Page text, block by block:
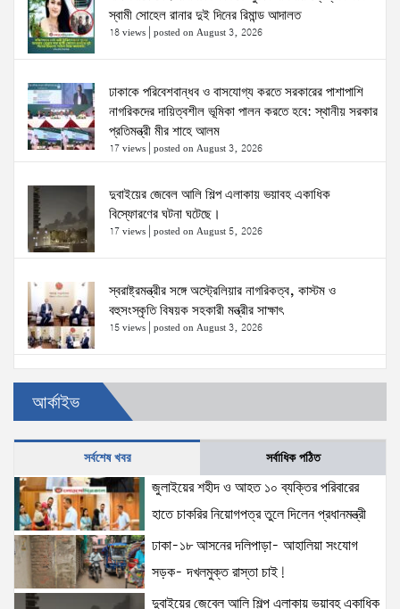
স্বামী সোহেল রানার দুই দিনের রিমান্ড আদালত
18 views posted on August 3, 2026
ঢাকাকে পরিবেশবান্ধব ও বাসযোগ্য করতে সরকারের পাশাপাশি
নাগরিকদের দায়িত্বশীল ভূমিকা পালন করতে হবে: স্থানীয় সরকার
প্রতিমন্ত্রী মীর শাহে আলম
17 views posted on August 3, 2026
দুবাইয়ের জেবেল আলি শিল্প এলাকায় ভয়াবহ একাধিক
বিস্ফোরণের ঘটনা ঘটেছে।
17 views posted on August 5, 2026
স্বরাষ্ট্রমন্ত্রীর সঙ্গে অস্ট্রেলিয়ার নাগরিকত্ব, কাস্টম ও
বহুসংস্কৃতি বিষয়ক সহকারী মন্ত্রীর সাক্ষাৎ
15 views posted on August 3, 2026
ঢাকা-১৮ আসনের দলিপাড়া- আহালিয়া সংযোগ সড়ক-
দখলমুক্ত রাস্তা চাই!
15 views|posted on August 6, 2026
জুলাইয়ের শহীদ ও আহত ১০ ব্যক্তির পরিবারের হাতে চাকরির
নিয়োগপত্র তুলে দিলেন প্রধানমন্ত্রী
15 views |posted on August 8, 2026
আইনশৃঙ্খলা পরিস্থিতি সম্পূর্ণ নিয়ন্ত্রণে রয়েছে: স্বরাষ্ট্রমন্ত্রী
12 views |posted on August 3, 2026
আর্কাইভ
সর্বশেষ খবর সর্বাধিক পঠিত
জুলাইয়ের শহীদ ও আহত ১০ ব্যক্তির পরিবারের
হাতে চাকরির নিয়োগপত্র তুলে দিলেন প্রধানমন্ত্রী
ঢাকা-১৮ আসনের দলিপাড়া- আহালিয়া সংযোগ
সড়ক- দখলমুক্ত রাস্তা চাই!
দুবাইয়ের জেবেল আলি শিল্প এলাকায় ভয়াবহ একাধিক